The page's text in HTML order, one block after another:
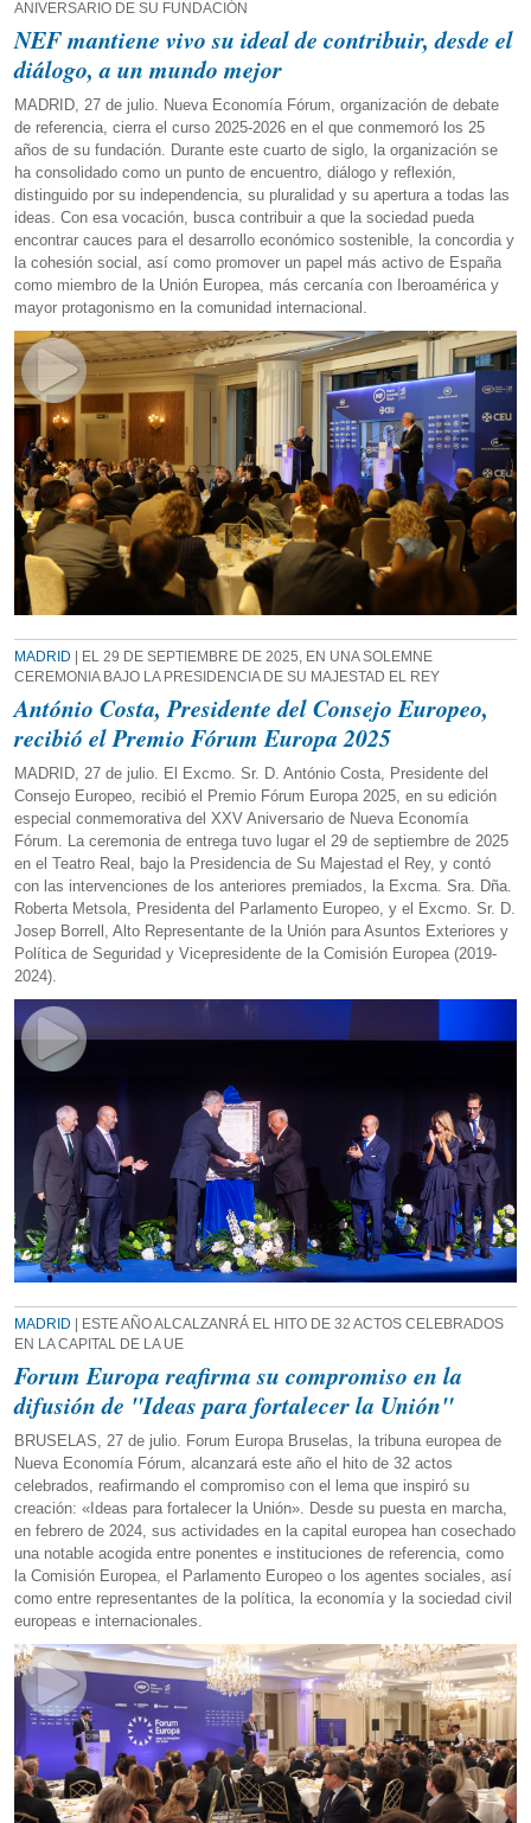
ANIVERSARIO DE SU FUNDACIÓN
NEF mantiene vivo su ideal de contribuir, desde el
diálogo, a un mundo mejor
MADRID, 27 de julio. Nueva Economía Fórum, organización de debate
de referencia, cierra el curso 2025-2026 en el que conmemoró los 25
años de su fundación. Durante este cuarto de siglo, la organización se
ha consolidado como un punto de encuentro, diálogo y reflexión,
distinguido por su independencia, su pluralidad y su apertura a todas las
ideas. Con esa vocación, busca contribuir a que la sociedad pueda
encontrar cauces para el desarrollo económico sostenible, la concordia y
la cohesión social, así como promover un papel más activo de España
como miembro de la Unión Europea, más cercanía con Iberoamérica y
mayor protagonismo en la comunidad internacional.
MADRID | EL 29 DE SEPTIEMBRE DE 2025, EN UNA SOLEMNE
CEREMONIA BAJO LA PRESIDENCIA DE SU MAJESTAD EL REY
António Costa, Presidente del Consejo Europeo,
recibió el Premio Fórum Europa 2025
MADRID, 27 de julio. El Excmo. Sr. D. António Costa, Presidente del
Consejo Europeo, recibió el Premio Fórum Europa 2025, en su edición
especial conmemorativa del XXV Aniversario de Nueva Economía
Fórum. La ceremonia de entrega tuvo lugar el 29 de septiembre de 2025
en el Teatro Real, bajo la Presidencia de Su Majestad el Rey, y contó
con las intervenciones de los anteriores premiados, la Excma. Sra. Dña.
Roberta Metsola, Presidenta del Parlamento Europeo, y el Excmo. Sr. D.
Josep Borrell, Alto Representante de la Unión para Asuntos Exteriores y
Política de Seguridad y Vicepresidente de la Comisión Europea (2019-
2024).
MADRID | ESTE AÑO ALCALZANRÁ EL HITO DE 32 ACTOS CELEBRADOS
EN LA CAPITAL DE LA UE
Forum Europa reafirma su compromiso en la
difusión de "Ideas para fortalecer la Unión"
BRUSELAS, 27 de julio. Forum Europa Bruselas, la tribuna europea de
Nueva Economía Fórum, alcanzará este año el hito de 32 actos
celebrados, reafirmando el compromiso con el lema que inspiró su
creación: «Ideas para fortalecer la Unión». Desde su puesta en marcha,
en febrero de 2024, sus actividades en la capital europea han cosechado
una notable acogida entre ponentes e instituciones de referencia, como
la Comisión Europea, el Parlamento Europeo o los agentes sociales, así
como entre representantes de la política, la economía y la sociedad civil
europeas e internacionales.